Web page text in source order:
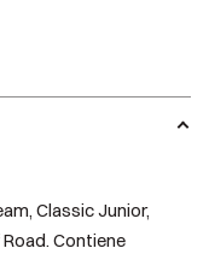
Classic Junior,
Contiene